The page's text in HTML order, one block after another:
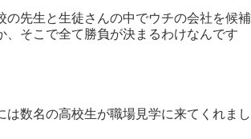
の先生と生徒さんの中でウチの会社を候補
、そこで全て勝負が決まるわけなんです
は数名の高校生が職場見学に来てくれまし